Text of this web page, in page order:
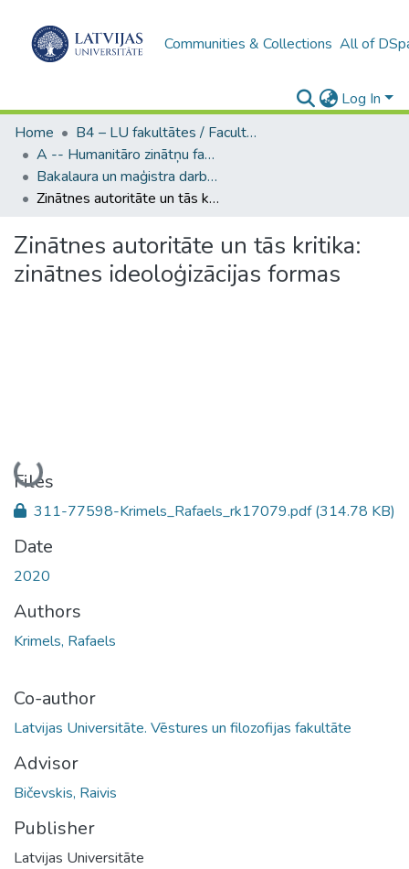
Communities & Collections All of
Log In
Home
B4 – LU fakultātes / Faculties of the UL
A -- Humanitāro zinātņu fakultāte / Faculty of Humanities
Bakalaura un maģistra darbi (HZF) / Bachelor's and Master's theses
Zinātnes autoritāte un tās kritika: zinātnes ideoloģizācijas formas
Zinātnes autoritāte un tās kritika:
zinātnes ideoloģizācijas formas
Loading...
Files
311-77598-Krimels_Rafaels_rk17079.pdf(314.78 KB)
Date
2020
Authors
Krimels, Rafaels
Co-author
Latvijas Universitāte. Vēstures un filozofijas fakultāte
Advisor
Bičevskis, Raivis
Publisher
Latvijas Universitāte